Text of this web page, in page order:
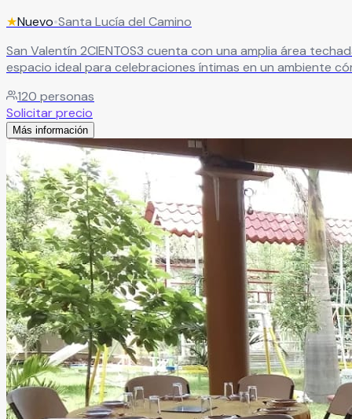
★Nuevo•Santa Lucía del Camino
San Valentín 2CIENTOS3 cuenta con una amplia área techada que puedes
espacio ideal para celebraciones íntimas en un ambiente
120 personas
Solicitar precio
Más información